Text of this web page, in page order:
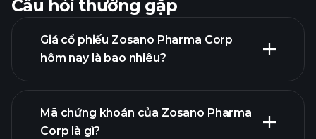
Câu hỏi thường gặp
Giá cổ phiếu Zosano Pharma Corp
hôm nay là bao nhiêu?
Mã chứng khoán của Zosano Pharma
Corp là gì?